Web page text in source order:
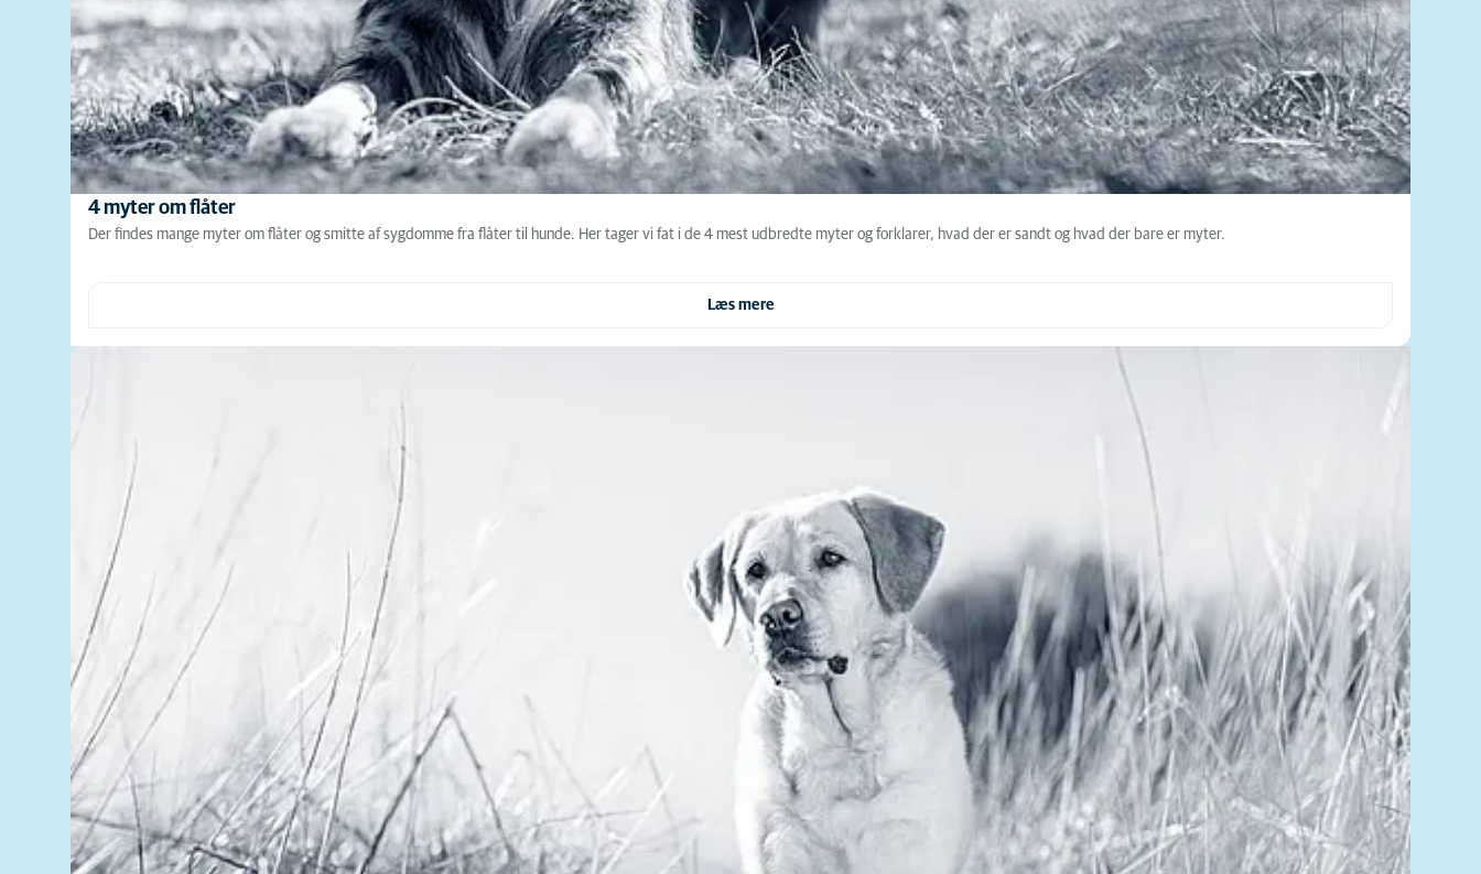
4 myter om flåter
Der findes mange myter om flåter og smitte af sygdomme fra flåter til hunde. Her tager vi fat i de 4 mest udbredte myter og forklarer, hvad der er sandt og hvad der bare er myter.
Læs mere